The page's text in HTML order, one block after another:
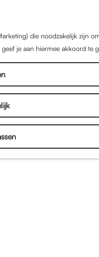
die noodzakelijk zijn
je aan hiermee akkoord te
o
e
k
n